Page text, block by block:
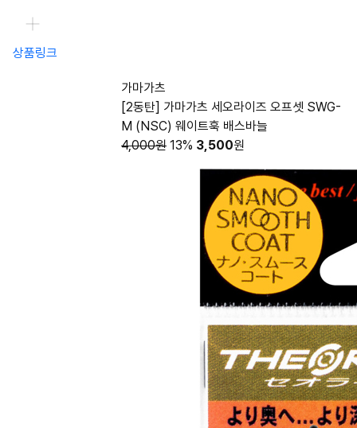
상품링크
가마가츠
[2동탄] 가마가츠 세오라이즈 오프셋 SWG-
M (NSC) 웨이트훅 배스바늘
4,000원 13% 3,500원